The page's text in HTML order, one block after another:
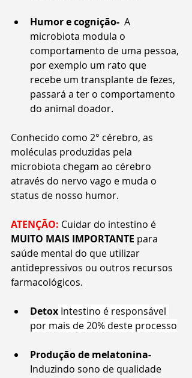
Humor e cognição-
  A
microbiota modula o
comportamento de uma pessoa,
por exemplo um rato que
recebe um transplante de fezes,
passará a ter o comportamento
do animal doador.
Conhecido como 2° cérebro, as
moléculas produzidas pela
microbiota chegam ao cérebro
através do nervo vago e muda o
status de nosso humor.
ATENÇÃO: Cuidar do intestino é
MUITO MAIS IMPORTANTE para
saúde mental do que utilizar
antidepressivos ou outros recursos
farmacológicos.
Detox Intestino é responsável
por mais de 20% deste processo
Produção de melatonina-
Induzindo sono de qualidade